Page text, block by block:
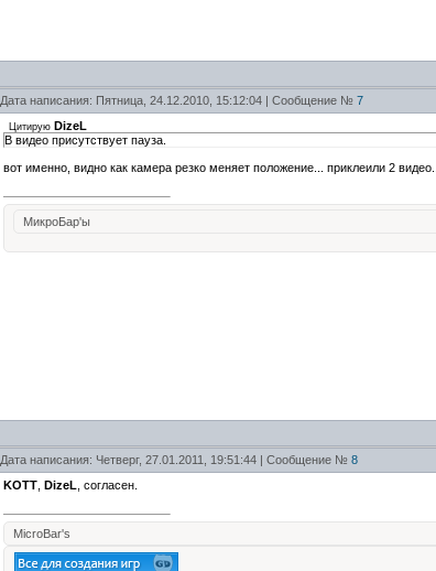
Дата написания: Пятница, 24.12.2010, 15:12:04 | Сообщение № 7
Цитирую DizeL
В видео присутствует пауза.
вот именно, видно как камера резко меняет положение... приклеили 2 видео...
МикроБар'ы
Дата написания: Четверг, 27.01.2011, 19:51:44 | Сообщение № 8
KOTT DizeL , согласен.
MicroBar's